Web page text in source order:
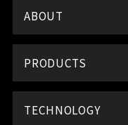
ABOUT
PRODUCTS
TECHNOLOGY